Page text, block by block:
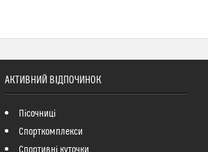
АКТИВНИЙ ВІДПОЧИНОК
Пісочниці
Спорткомплекси